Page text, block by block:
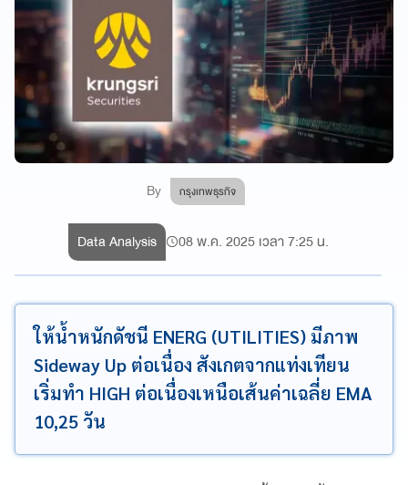
By กรุงเทพธุรกิจ
Data Analysis 08 พ.ค. 2025 เวลา 7:25 น.
ให้น้ำหนักดัชนี ENERG (UTILITIES) มีภาพ
Sideway Up ต่อเนื่อง สังเกตจากแท่งเทียน
เริ่มทำ HIGH ต่อเนื่องเหนือเส้นค่าเฉลี่ย EMA
10,25 วัน